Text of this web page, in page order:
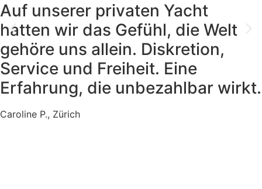
Auf unserer privaten Yacht
hatten wir das Gefühl, die Welt
gehöre uns allein. Diskretion,
Service und Freiheit. Eine
Erfahrung, die unbezahlbar wirkt.
Caroline P., Zürich